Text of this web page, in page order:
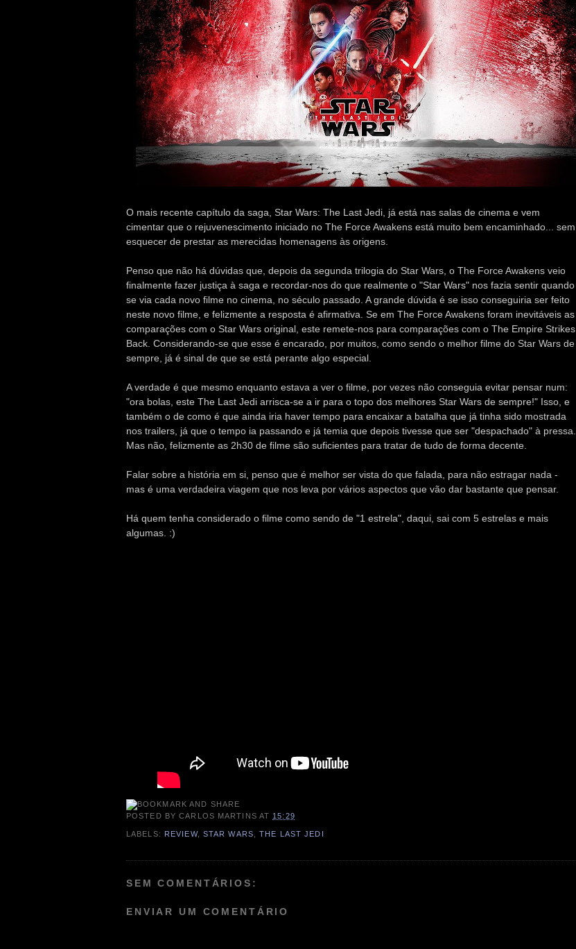
O mais recente capítulo da saga, Star Wars: The Last Jedi, já está nas salas de cinema e vem
cimentar que o rejuvenescimento iniciado no The Force Awakens está muito bem encaminhado... sem
esquecer de prestar as merecidas homenagens às origens.
Penso que não há dúvidas que, depois da segunda trilogia do Star Wars, o The Force Awakens veio
finalmente fazer justiça à saga e recordar-nos do que realmente o "Star Wars" nos fazia sentir quando
se via cada novo filme no cinema, no século passado. A grande dúvida é se isso conseguiria ser feito
neste novo filme, e felizmente a resposta é afirmativa. Se em The Force Awakens foram inevitáveis as
comparações com o Star Wars original, este remete-nos para comparações com o The Empire Strikes
Back. Considerando-se que esse é encarado, por muitos, como sendo o melhor filme do Star Wars de
sempre, já é sinal de que se está perante algo especial.
A verdade é que mesmo enquanto estava a ver o filme, por vezes não conseguia evitar pensar num:
"ora bolas, este The Last Jedi arrisca-se a ir para o topo dos melhores Star Wars de sempre!" Isso, e
também o de como é que ainda iria haver tempo para encaixar a batalha que já tinha sido mostrada
nos trailers, já que o tempo ia passando e já temia que depois tivesse que ser "despachado" à pressa.
Mas não, felizmente as 2h30 de filme são suficientes para tratar de tudo de forma decente.
Falar sobre a história em si, penso que é melhor ser vista do que falada, para não estragar nada -
mas é uma verdadeira viagem que nos leva por vários aspectos que vão dar bastante que pensar.
Há quem tenha considerado o filme como sendo de "1 estrela", daqui, sai com 5 estrelas e mais
algumas. :)
POSTED BYCARLOS MARTINS AT 15:29
LABELS: REVIEW, STAR WARS ,THE LAST JEDI
SEM COMENTÁRIOS:
ENVIAR UM COMENTÁRIO